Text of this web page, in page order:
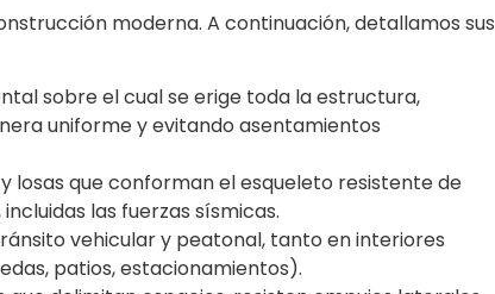
moderna. A continuación, detallamos sus
sobre el cual se erige toda la estructura,
uniforme y evitando asentamientos
y losas que conforman el esqueleto resistente de
las fuerzas sísmicas.
vehicular y peatonal, tanto en interiores
patios, estacionamientos).